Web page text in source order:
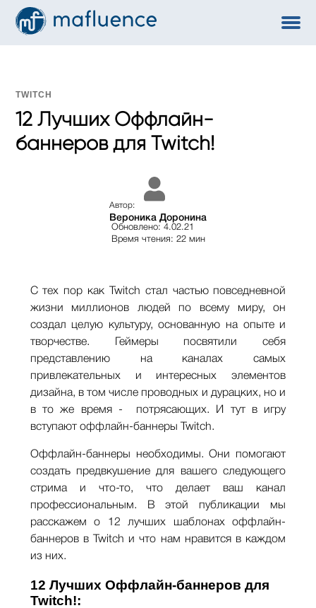
TWITCH
12 Лучших Оффлайн-
баннеров для Twitch!
Автор:
Вероника Доронина
Обновлено: 4.02.21
Время чтения: 22 мин
С тех пор как Twitch стал частью повседневной
жизни миллионов людей по всему миру, он
создал целую культуру, основанную на опыте и
творчестве. Геймеры посвятили себя
представлению на каналах самых
привлекательных и интересных элементов
дизайна, в том числе проводных и дурацких, но и
в то же время - потрясающих. И тут в игру
вступают оффлайн-баннеры Twitch.
Оффлайн-баннеры необходимы. Они помогают
создать предвкушение для вашего следующего
стрима и что-то, что делает ваш канал
профессиональным. В этой публикации мы
расскажем о 12 лучших шаблонах оффлайн-
баннеров в Twitch и что нам нравится в каждом
из них.
12 Лучших Оффлайн-баннеров для
Twitch!: